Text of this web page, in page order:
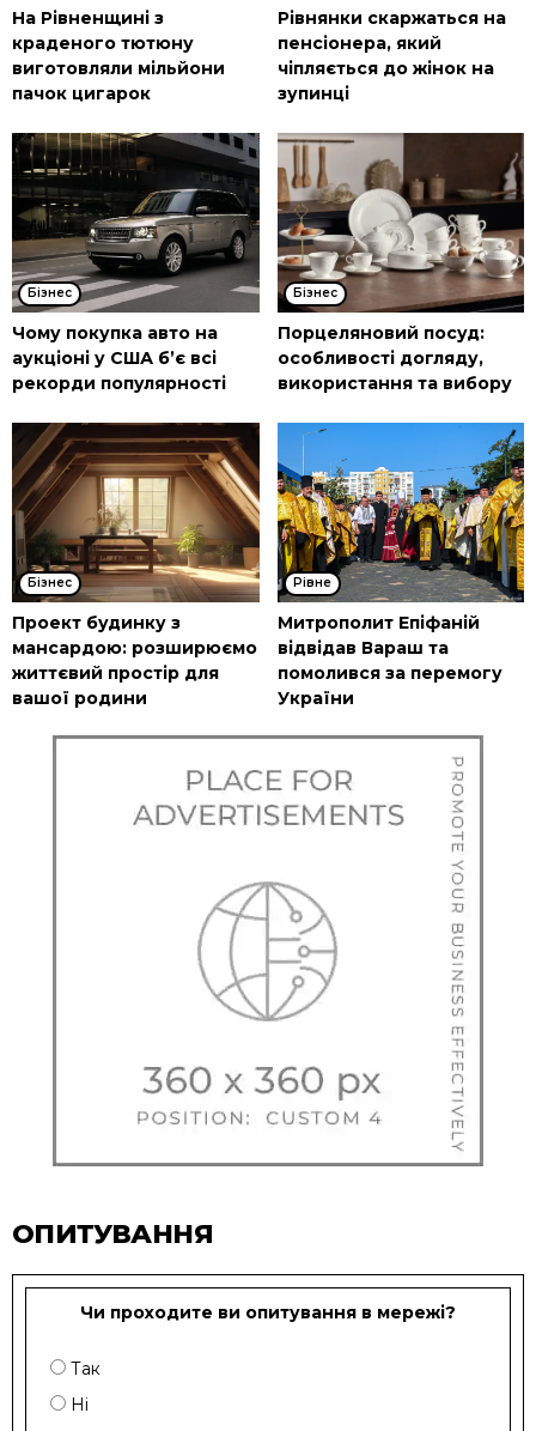
На Рівненщині з
краденого тютюну
виготовляли мільйони
пачок цигарок
Рівнянки скаржаться на
пенсіонера, який
чіпляється до жінок на
зупинці
Бізнес
Чому покупка авто на
аукціоні у США б’є всі
рекорди популярності
Бізнес
Порцеляновий посуд:
особливості догляду,
використання та вибору
Бізнес
Проект будинку з
мансардою: розширюємо
життєвий простір для
вашої родини
Рівне
Митрополит Епіфаній
відвідав Вараш та
помолився за перемогу
України
ОПИТУВАННЯ
Чи проходите ви опитування в мережі?
Так
Ні